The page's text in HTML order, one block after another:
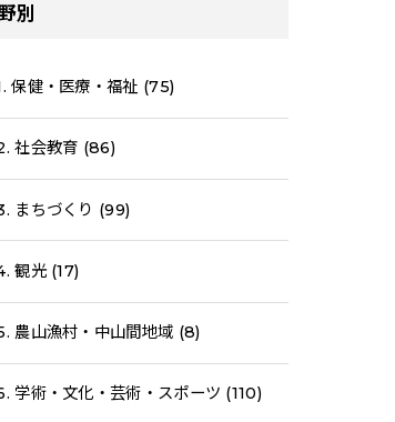
別
保健・医療・福祉 (75)
社会教育 (86)
まちづくり (99)
観光 (17)
農山漁村・中山間地域 (8)
学術・文化・芸術・スポーツ (110)